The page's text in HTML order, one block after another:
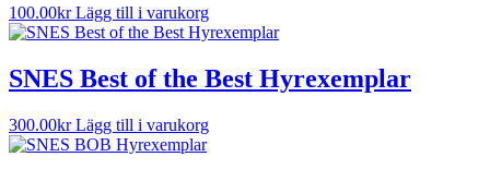
100.00kr Lägg till i varukorg
SNES Best of the Best Hyrexemplar
300.00kr Lägg till i varukorg